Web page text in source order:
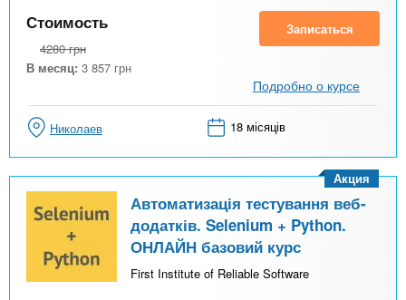
Стоимость
4280 грн
В месяц: 3 857 грн
Записаться
Подробно о курсе
Николаев 18 місяців
Автоматизація тестування веб-
додатків. Selenium + Python.
ОНЛАЙН базовий курс
First Institute of Reliable Software
Акция